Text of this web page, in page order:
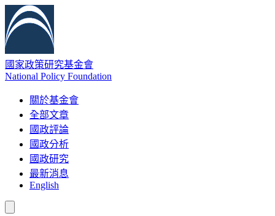
國家政策研究基金會
National Policy Foundation
關於基金會
全部文章
國政評論
國政分析
國政研究
最新消息
English